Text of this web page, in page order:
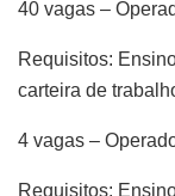
40 vagas –
Requisitos:
carteira de
4 vagas –
Requisitos: